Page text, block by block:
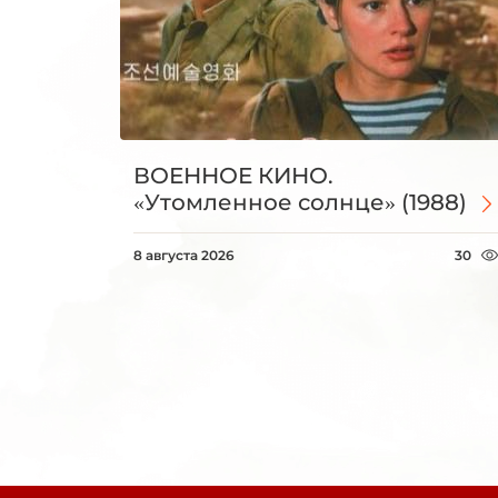
ВОЕННОЕ КИНО.
«Утомленное солнце» (1988)
8 августа 2026 30